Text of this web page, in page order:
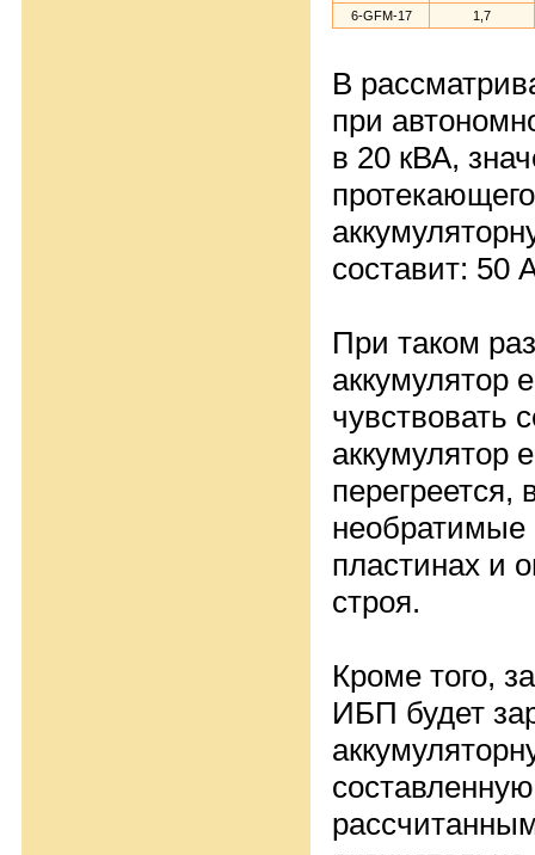
6-GFM-17
1,7
В
при
в 20 кВА,
составит: 50
При таком
аккумулятор
чувствовать
аккумулятор
перегреется,
необратимые
пластинах и
строя.
Кроме того,
ИБП будет